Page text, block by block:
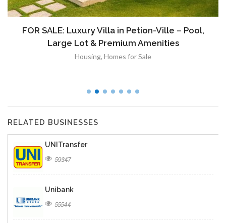
FOR SALE: Luxury Villa in Petion-Ville – Pool,
Large Lot & Premium Amenities
Housing, Homes for Sale
RELATED BUSINESSES
UNITransfer
59347
Unibank
55544